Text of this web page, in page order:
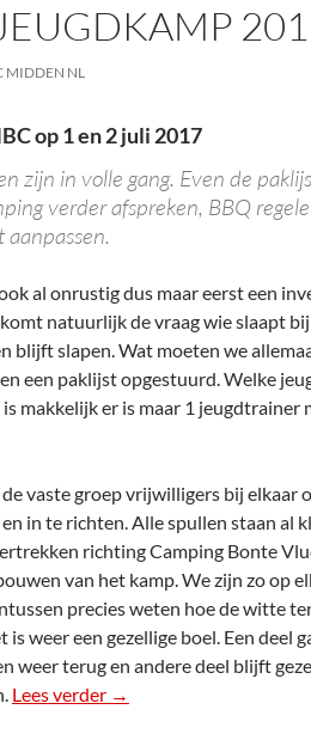
MIDDEN NL
op 1 en 2 juli 2017
zijn in volle gang. Even de
verder afspreken, BBQ
al onrustig dus maar eerst een
natuurlijk de vraag wie slaapt
blijft slapen. Wat moeten we
een paklijst opgestuurd. Welke
makkelijk er is maar 1 jeugdtrainer
vaste groep vrijwilligers bij elkaar
in te richten. Alle spullen staan al
richting Camping Bonte
van het kamp. We zijn zo op
precies weten hoe de witte
weer een gezellige boel. Een deel
weer terug en andere deel blijft
Lees verder 4e MBC Jeugdkamp
→